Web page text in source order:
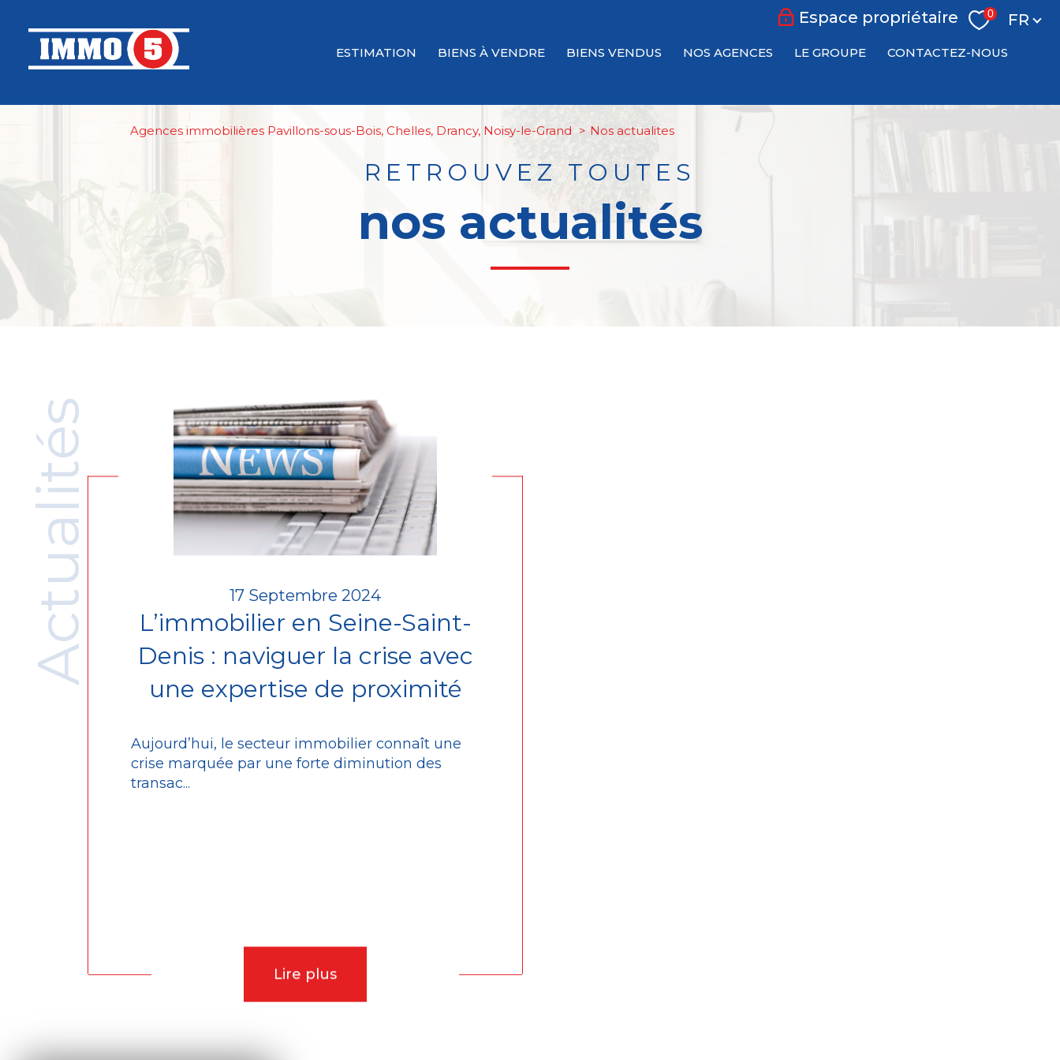
Espace propriétaire 0 FR
ESTIMATION BIENS À VENDRE BIENS VENDUS NOS AGENCES LE GROUPE CONTACTEZ-NOUS
Agences immobilières Pavillons-sous-Bois, Chelles, Drancy, Noisy-le-Grand nos actualites
RETROUVEZ TOUTES
nos actualités
Actualités 17 Septembre 2024
L’immobilier en Seine-Saint-
Denis : naviguer la crise avec
une expertise de proximité
Aujourd’hui, le secteur immobilier connaît une
crise marquée par une forte diminution des
transac...
Lire plus